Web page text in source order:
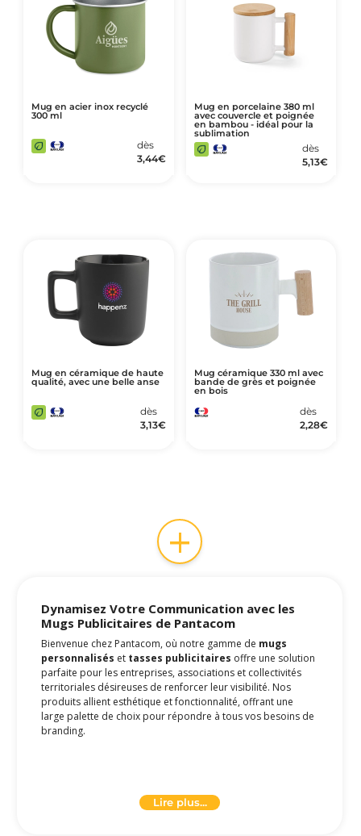
Mug en acier inox recyclé
300 ml
dès
3,44€
Mug en porcelaine 380 ml
avec couvercle et poignée
en bambou - idéal pour la
sublimation
dès
5,13€
Mug en céramique de haute
qualité, avec une belle anse
dès
3,13€
Mug céramique 330 ml avec
bande de grès et poignée
en bois
dès
2,28€
+
Dynamisez Votre Communication avec les
Mugs Publicitaires de Pantacom
Bienvenue chez Pantacom, où notre gamme de mugs
personnalisés et tasses publicitaires offre une solution
parfaite pour les entreprises, associations et collectivités
territoriales désireuses de renforcer leur visibilité. Nos
produits allient esthétique et fonctionnalité, offrant une
large palette de choix pour répondre à tous vos besoins de
branding.
Milieu ProfessionnelLire plus...